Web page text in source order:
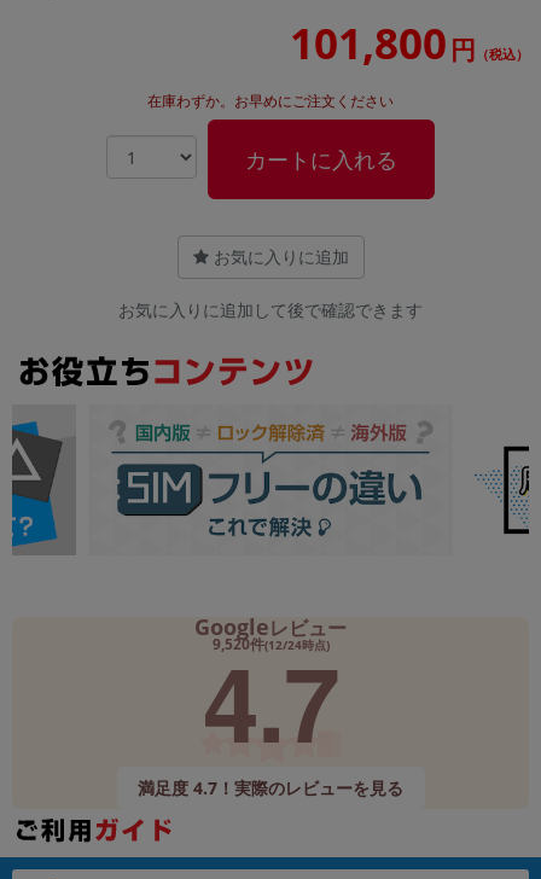
101,800 円 （税込）
在庫わずか。お早めにご注文ください
カートに入れる
お気に入りに追加
お気に入りに追加して後で確認できます
Googleレビュー
9,520件(12/24時点)
4.7
満足度 4.7！実際のレビューを見る